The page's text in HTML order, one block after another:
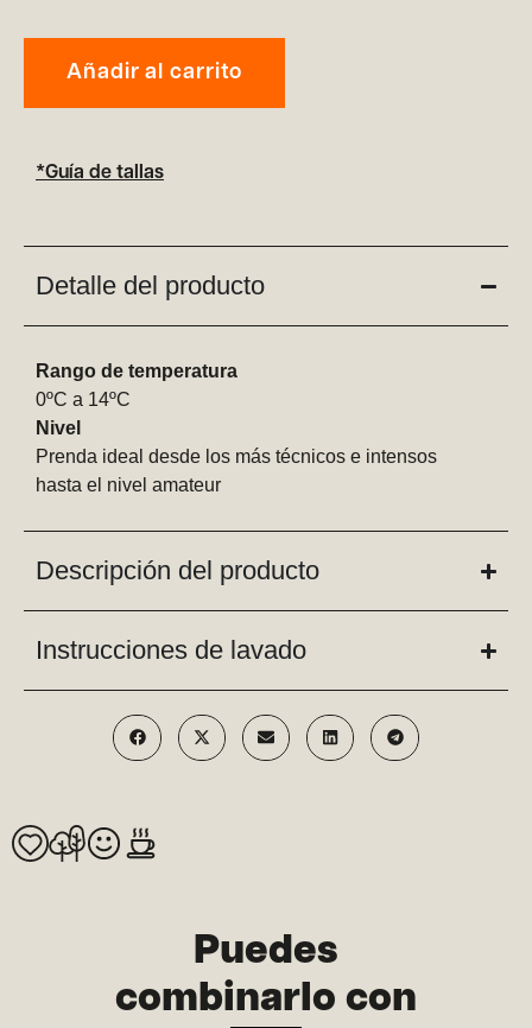
Añadir al carrito
*Guía de tallas
Detalle del producto
Rango de temperatura
0ºC a 14ºC
Nivel
Prenda ideal desde los más técnicos e intensos
hasta el nivel amateur
Descripción del producto
Instrucciones de lavado
Puedes
combinarlo con